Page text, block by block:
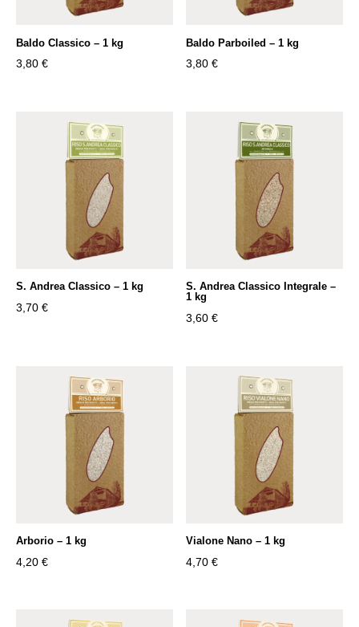
Baldo Classico – 1 kg
3,80 €
Baldo Parboiled – 1 kg
3,80€
S. Andrea Classico – 1 kg
3,70 €
S. Andrea Classico Integrale –
1 kg
3,60€
Arborio – 1 kg
4,20 €
Vialone Nano – 1 kg
4,70€